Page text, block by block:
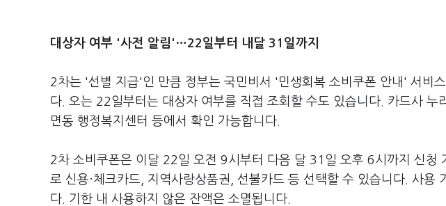
대상자 여부 '사전 알림'…22일부터 내달 31일까지
2차는 '선별 지급'인 만큼 정부는 국민비서 '민생회복 소비쿠폰 안내' 서비
다. 오는 22일부터는 대상자 여부를 직접 조회할 수도 있습니다. 카드사 누
면동 행정복지센터 등에서 확인 가능합니다.
2차 소비쿠폰은 이달 22일 오전 9시부터 다음 달 31일 오후 6시까지 신청
로 신용·체크카드, 지역사랑상품권, 선불카드 등 선택할 수 있습니다. 사용
다. 기한 내 사용하지 않은 잔액은 소멸됩니다.